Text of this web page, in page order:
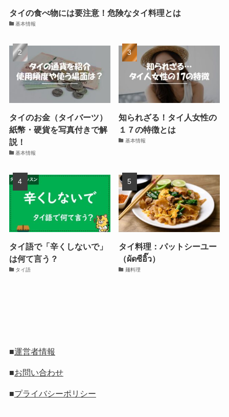
タイの食べ物には要注意！危険なタイ料理とは
基本情報
タイのお金（タイバーツ）
紙幣・硬貨を写真付きで解
説！
基本情報
知られざる！タイ人女性の
１７の特徴とは
基本情報
タイ語で「辛くしないで」
は何て言う？
タイ語
タイ料理：パットシーユー
（ผัดซีอิ๊ว）
麺料理
■運営者情報
■お問い合わせ
■プライバシーポリシー